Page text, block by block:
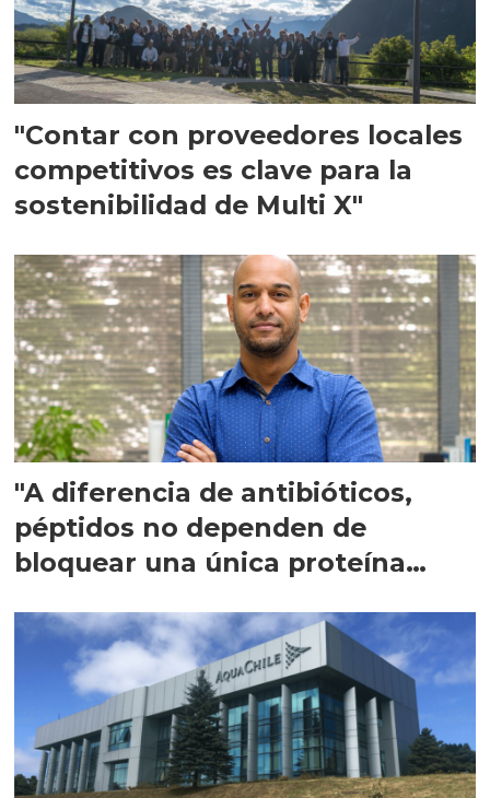
"Contar con proveedores locales
competitivos es clave para la
sostenibilidad de Multi X"
"A diferencia de antibióticos,
péptidos no dependen de
bloquear una única proteína